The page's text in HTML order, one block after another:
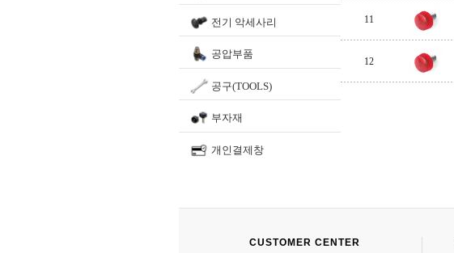
전기 악세사리
공압부품
공구(TOOLS)
부자재
개인결제창
11
12
CUSTOMER CENTER